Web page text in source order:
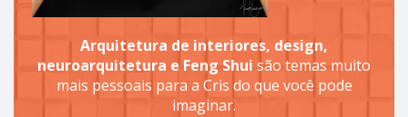
Arquitetura de interiores, design,
neuroarquitetura e Feng Shui são temas muito
mais pessoais para a Cris do que você pode
imaginar.